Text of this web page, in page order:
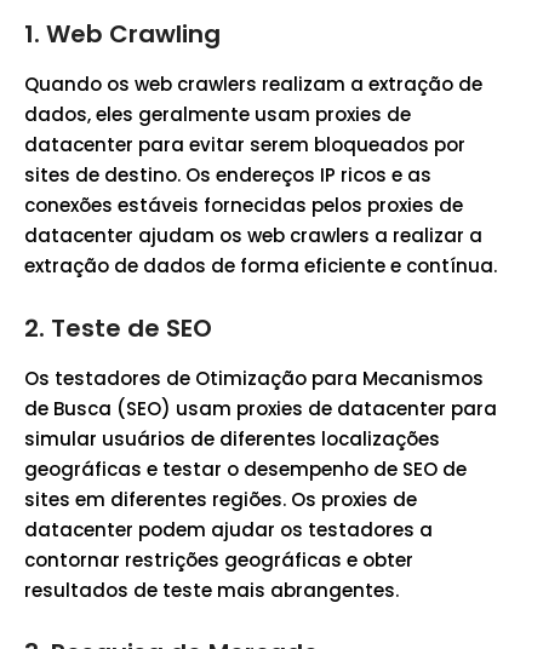
1. Web Crawling
Quando os web crawlers realizam a extração de
dados, eles geralmente usam proxies de
datacenter para evitar serem bloqueados por
sites de destino. Os endereços IP ricos e as
conexões estáveis fornecidas pelos proxies de
datacenter ajudam os web crawlers a realizar a
extração de dados de forma eficiente e contínua.
2. Teste de SEO
Os testadores de Otimização para Mecanismos
de Busca (SEO) usam proxies de datacenter para
simular usuários de diferentes localizações
geográficas e testar o desempenho de SEO de
sites em diferentes regiões. Os proxies de
datacenter podem ajudar os testadores a
contornar restrições geográficas e obter
resultados de teste mais abrangentes.